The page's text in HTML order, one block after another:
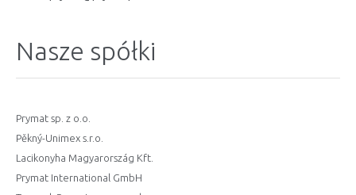
Nasze spółki
Prymat sp. z o.o.
Pěkný-Unimex s.r.o.
Lacikonyha Magyarország Kft.
Prymat International GmbH